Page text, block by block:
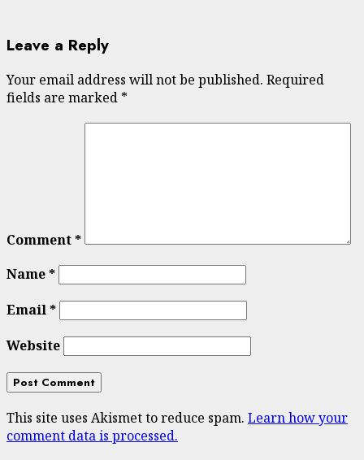
Leave a Reply
Your email address will not be published. Required
fields are marked *
Comment*
Name*
Email*
Website
This site uses Akismet to reduce spam. Learn how your
comment data is processed.